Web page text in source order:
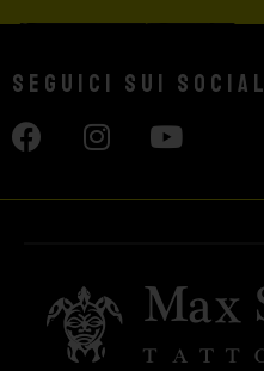
Seguici sui social